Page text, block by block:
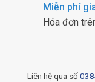
Miễn phí
Hóa đơn
Liên hệ qua số